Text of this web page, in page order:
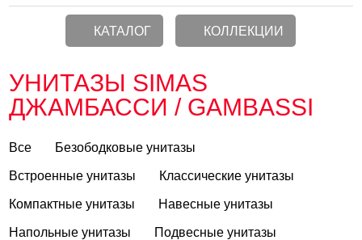
КАТАЛОГ КОЛЛЕКЦИИ
УНИТАЗЫ SIMAS
ДЖАМБАССИ / GAMBASSI
Все Безободковые унитазы
Встроенные унитазы Классические унитазы
Компактные унитазы Навесные унитазы
Напольные унитазы Подвесные унитазы